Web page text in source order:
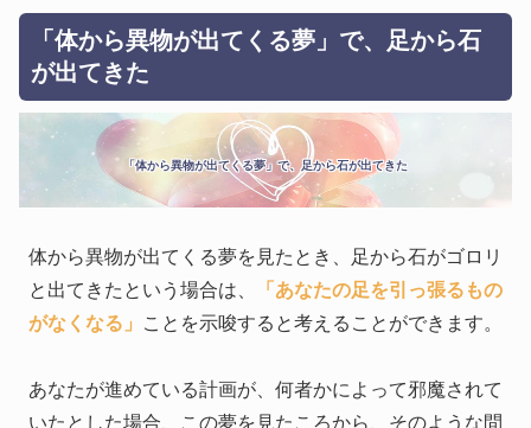
「体から異物が出てくる夢」で、足から石
が出てきた
「体から異物が出てくる夢」で、足から石が出てきた
体から異物が出てくる夢を見たとき、足から石がゴロリ
と出てきたという場合は、
「あなたの足を引っ張るもの
がなくなる」
ことを示唆すると考えることができます。
あなたが進めている計画が、何者かによって邪魔されて
いたとした場合、この夢を見たころから、そのような問